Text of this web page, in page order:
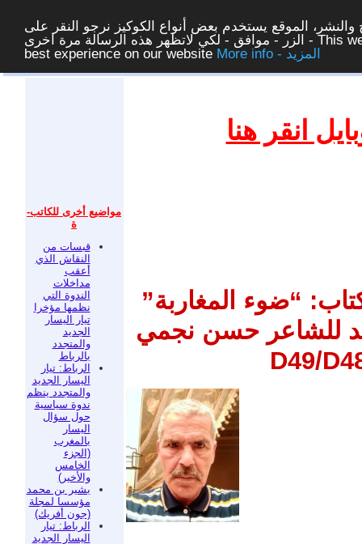
الموقع يستخدم بعض أنواع الكوكيز نرجو النقر على
الزر - موافق - لكي لاتظهر هذه الرسالة مرة اخرى - This website uses cookies to ensure you get the
best experience on our website
More info - المزيد
غلق
مواضيع أخرى للكاتب-
ة
قبسات من
النقاش الذي
أعقب
مداخلات
الندوة التي
نظمها مؤخرا
تيار اليسار
الجديد
والمتجدد
بالرباط
الرباط: تيار
اليسار الجديد
والمتجدد ينظم
ندوة سياسية
حول سؤال
اليسار
بالمغرب
(الجزء
الخامس
والأخير)
بشير بن محمد
مؤسسا لمجلة
(جون أفريك)
الرباط: تيار
اليسار الجديد
انقر هنا
“ضوء المغاربة”
للشاعر حسن نجمي